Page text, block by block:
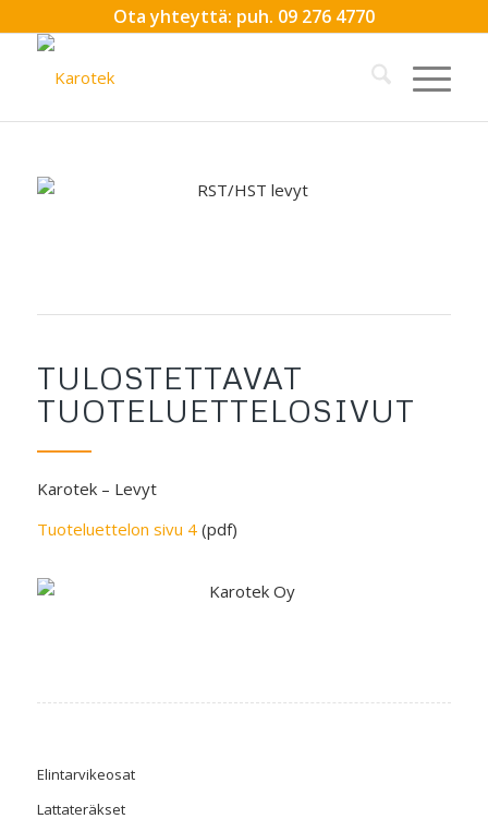
Ota yhteyttä: puh. 09 276 4770
TULOSTETTAVAT
TUOTELUETTELOSIVUT
Karotek – Levyt
Tuoteluettelon sivu 4(pdf)
Elintarvikeosat
Lattateräkset